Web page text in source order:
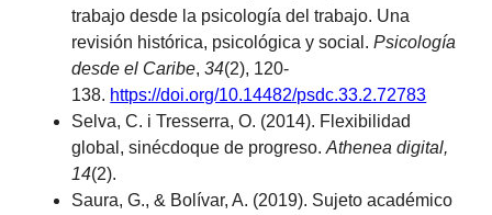
trabajo desde la psicología del trabajo. Una
revisión histórica, psicológica y social.Psicología
desde el Caribe,34(2), 120-
138. https://doi.org/10.14482/psdc.33.2.72783
Selva, C. i Tresserra, O. (2014). Flexibilidad
global, sinécdoque de progreso.Athenea digital,
14(2).
Saura, G., & Bolívar, A. (2019). Sujeto académico